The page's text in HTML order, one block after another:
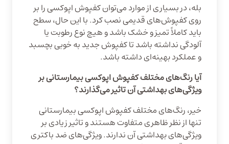
بله، در بسیاری از موارد می‌توان کفپوش اپوکسی را بر
روی کفپوش‌های قدیمی نصب کرد. با این حال، سطح
باید کاملاً تمیز و خشک باشد و هیچ نوع رطوبت یا
آلودگی نداشته باشد تا کفپوش جدید به خوبی بچسبد
و عملکرد بهینه‌ای داشته باشد.
آیا رنگ‌های مختلف کفپوش اپوکسی بیمارستانی بر
ویژگی‌های بهداشتی آن تاثیر می‌گذارند؟
خیر، رنگ‌های مختلف کفپوش اپوکسی بیمارستانی
تنها از نظر ظاهری متفاوت هستند و تاثیر زیادی بر
ویژگی‌های بهداشتی آن ندارند. ویژگی‌های ضد باکتری